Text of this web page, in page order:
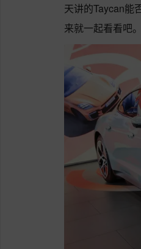
天讲的Taycan能
来就一起看看吧。